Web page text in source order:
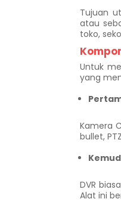
Tujuan
atau
toko,
Untuk
yang
Kamera
bullet,
DVR
Alat ini